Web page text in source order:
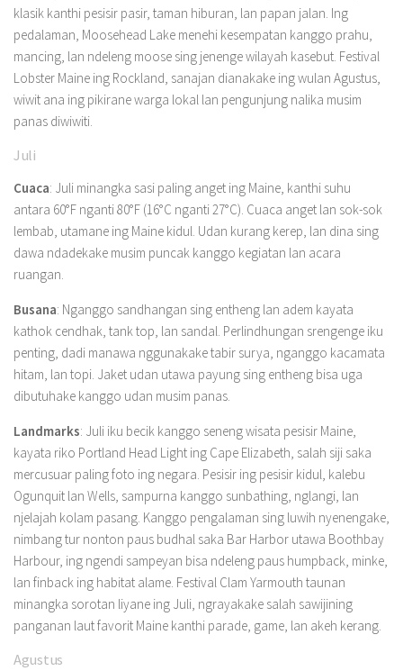
klasik kanthi pesisir pasir, taman hiburan, lan papan jalan. Ing
pedalaman, Moosehead Lake menehi kesempatan kanggo prahu,
mancing, lan ndeleng moose sing jenenge wilayah kasebut. Festival
Lobster Maine ing Rockland, sanajan dianakake ing wulan Agustus,
wiwit ana ing pikirane warga lokal lan pengunjung nalika musim
panas diwiwiti.
Juli
Cuaca: Juli minangka sasi paling anget ing Maine, kanthi suhu
antara 60°F nganti 80°F (16°C nganti 27°C). Cuaca anget lan sok-sok
lembab, utamane ing Maine kidul. Udan kurang kerep, lan dina sing
dawa ndadekake musim puncak kanggo kegiatan lan acara
ruangan.
Busana: Nganggo sandhangan sing entheng lan adem kayata
kathok cendhak, tank top, lan sandal. Perlindhungan srengenge iku
penting, dadi manawa nggunakake tabir surya, nganggo kacamata
hitam, lan topi. Jaket udan utawa payung sing entheng bisa uga
dibutuhake kanggo udan musim panas.
Landmarks: Juli iku becik kanggo seneng wisata pesisir Maine,
kayata riko Portland Head Light ing Cape Elizabeth, salah siji saka
mercusuar paling foto ing negara. Pesisir ing pesisir kidul, kalebu
Ogunquit lan Wells, sampurna kanggo sunbathing, nglangi, lan
njelajah kolam pasang. Kanggo pengalaman sing luwih nyenengake,
nimbang tur nonton paus budhal saka Bar Harbor utawa Boothbay
Harbour, ing ngendi sampeyan bisa ndeleng paus humpback, minke,
lan finback ing habitat alame. Festival Clam Yarmouth taunan
minangka sorotan liyane ing Juli, ngrayakake salah sawijining
panganan laut favorit Maine kanthi parade, game, lan akeh kerang.
Agustus